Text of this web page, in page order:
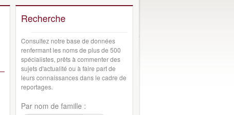
Recherche
Consultez notre base de données
renfermant les noms de plus de 500
spécialistes, prêts à commenter des
sujets d'actualité ou à faire part de
leurs connaissances dans le cadre de
reportages.
Par nom de famille :